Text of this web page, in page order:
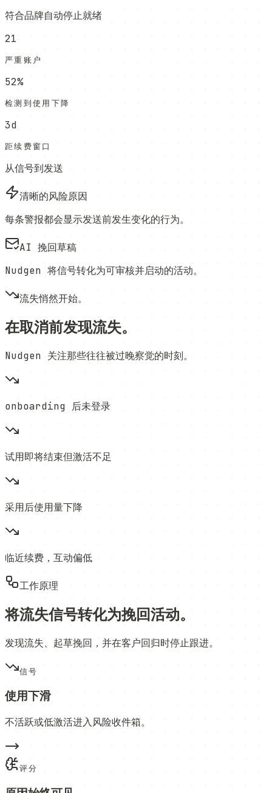
符合品牌自动停止就绪
21
严重账户
52%
检测到使用下降
3d
距续费窗口
从信号到发送
清晰的风险原因
每条警报都会显示发送前发生变化的行为。
AI 挽回草稿
Nudgen 将信号转化为可审核并启动的活动。
流失悄然开始。
在取消前发现流失。
Nudgen 关注那些往往被过晚察觉的时刻。
onboarding 后未登录
试用即将结束但激活不足
采用后使用量下降
临近续费，互动偏低
工作原理
将流失信号转化为挽回活动。
发现流失、起草挽回，并在客户回归时停止跟进。
信号
使用下滑
不活跃或低激活进入风险收件箱。
评分